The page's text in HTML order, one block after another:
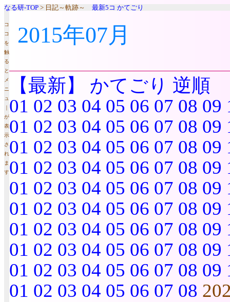
なる研-TOP > 日記～軌跡～ 最新5コ かてごり
コ
コ
を
触
る
と
メ
ニ
ュ
｜
が
表
示
さ
れ
ま
す
2015年07月
【最新】 かてごり 逆順
01 02 03 04 05 06 07 08 09
01 02 03 04 05 06 07 08 09
01 02 03 04 05 06 07 08 09
01 02 03 04 05 06 07 08 09
01 02 03 04 05 06 07 08 09
01 02 03 04 05 06 07 08 09
01 02 03 04 05 06 07 08 09
01 02 03 04 05 06 07 08 09
01 02 03 04 05 06 07 08 09
01 02 03 04 05 06 07 08